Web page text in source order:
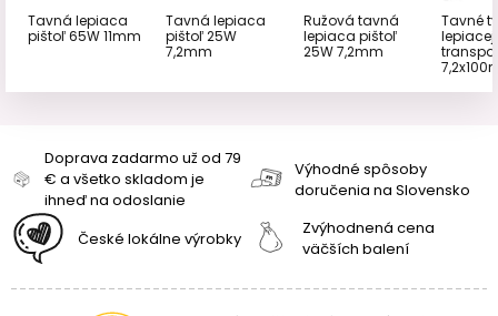
Tavná lepiaca
pištoľ 65W 11mm
Tavná lepiaca
pištoľ 25W
7,2mm
Ružová tavná
lepiaca pištoľ
25W 7,2mm
Tavné
lepiacej
Doprava zadarmo už od 79
€ a všetko skladom je
ihneď na odoslanie
Výhodné spôsoby
doručenia na Slovensko
České lokálne výrobky
Zvýhodnená cena
väčších balení